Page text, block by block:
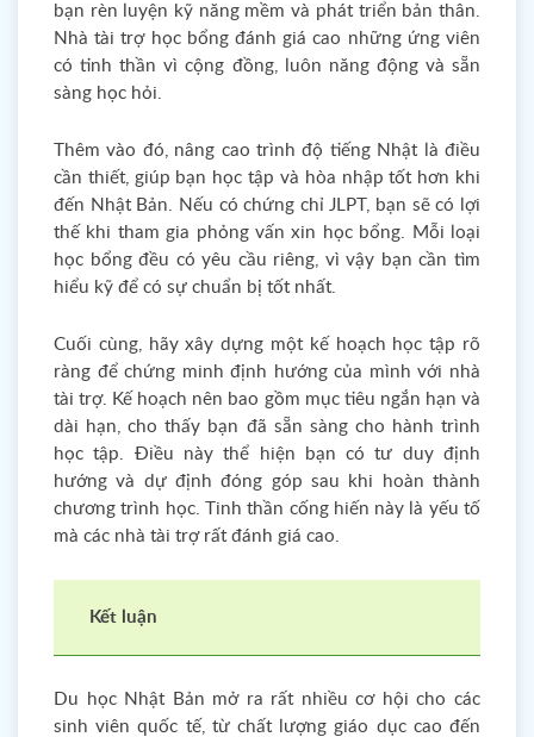
bạn rèn luyện kỹ năng mềm và phát triển bản thân.
Nhà tài trợ học bổng đánh giá cao những ứng viên
có tinh thần vì cộng đồng, luôn năng động và sẵn
sàng học hỏi.
Thêm vào đó, nâng cao trình độ tiếng Nhật là điều
cần thiết, giúp bạn học tập và hòa nhập tốt hơn khi
đến Nhật Bản. Nếu có chứng chỉ JLPT, bạn sẽ có lợi
thế khi tham gia phỏng vấn xin học bổng. Mỗi loại
học bổng đều có yêu cầu riêng, vì vậy bạn cần tìm
hiểu kỹ để có sự chuẩn bị tốt nhất.
Cuối cùng, hãy xây dựng một kế hoạch học tập rõ
ràng để chứng minh định hướng của mình với nhà
tài trợ. Kế hoạch nên bao gồm mục tiêu ngắn hạn và
dài hạn, cho thấy bạn đã sẵn sàng cho hành trình
học tập. Điều này thể hiện bạn có tư duy định
hướng và dự định đóng góp sau khi hoàn thành
chương trình học. Tinh thần cống hiến này là yếu tố
mà các nhà tài trợ rất đánh giá cao.
Kết luận
Du học Nhật Bản mở ra rất nhiều cơ hội cho các
sinh viên quốc tế, từ chất lượng giáo dục cao đến